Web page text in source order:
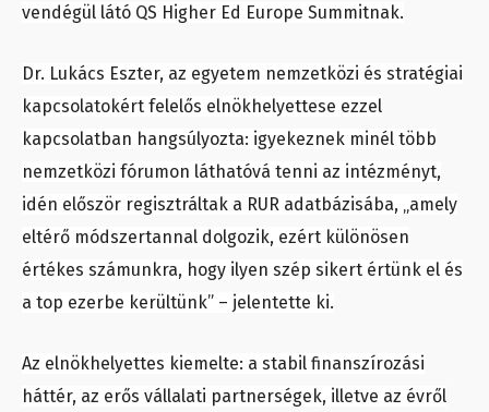
vendégül látó QS Higher Ed Europe Summitnak.
Dr. Lukács Eszter, az egyetem nemzetközi és stratégiai
kapcsolatokért felelős elnökhelyettese ezzel
kapcsolatban hangsúlyozta: igyekeznek minél több
nemzetközi fórumon láthatóvá tenni az intézményt,
idén először regisztráltak a RUR adatbázisába, „amely
eltérő módszertannal dolgozik, ezért különösen
értékes számunkra, hogy ilyen szép sikert értünk el és
a top ezerbe kerültünk” – jelentette ki.
Az elnökhelyettes kiemelte: a stabil finanszírozási
háttér, az erős vállalati partnerségek, illetve az évről